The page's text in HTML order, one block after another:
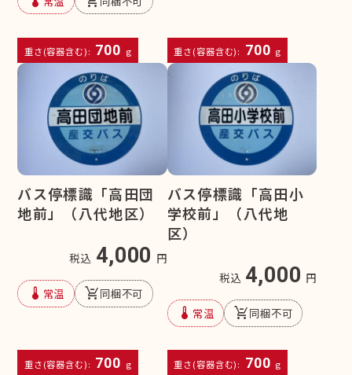
重さ(容器含む): 700 g 重さ(容器含む): 700 g
バス停標識「高田団
地前」（八代地区）
税込 4,000 円
device_thermostat 常温 remove_shopping_cart同梱不可
重さ(容器含む): 700 g
バス停標識「高田小
学校前」（八代地
区）
税込 4,000 円
device_thermostat 常温 remove_shopping_cart同梱不可
重さ(容器含む): 700 g